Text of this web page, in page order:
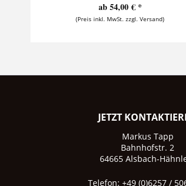
ab 54,00 € *
(Preis inkl. MwSt. zzgl. Versand)
JETZT
Markus Tapp
Bahnhofstr. 2
64665 Alsbach-
Telefon: +49 (0)6257 /